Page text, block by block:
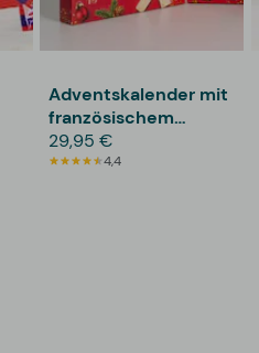
Adventskalender mit
französischem
Nougat – Chabert &
Guillot
29,95 €
4,4